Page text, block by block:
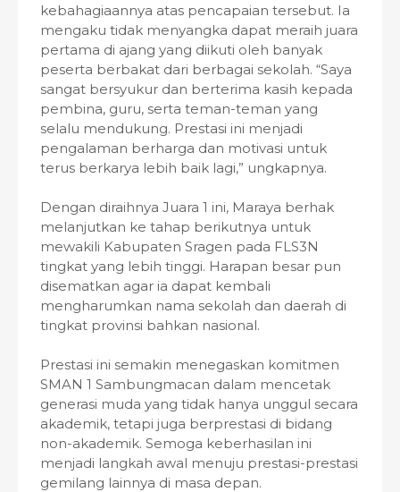
kebahagiaannya atas pencapaian tersebut. Ia
mengaku tidak menyangka dapat meraih juara
pertama di ajang yang diikuti oleh banyak
peserta berbakat dari berbagai sekolah. “Saya
sangat bersyukur dan berterima kasih kepada
pembina, guru, serta teman-teman yang
selalu mendukung. Prestasi ini menjadi
pengalaman berharga dan motivasi untuk
terus berkarya lebih baik lagi,” ungkapnya.
Dengan diraihnya Juara 1 ini, Maraya berhak
melanjutkan ke tahap berikutnya untuk
mewakili Kabupaten Sragen pada FLS3N
tingkat yang lebih tinggi. Harapan besar pun
disematkan agar ia dapat kembali
mengharumkan nama sekolah dan daerah di
tingkat provinsi bahkan nasional.
Prestasi ini semakin menegaskan komitmen
SMAN 1 Sambungmacan dalam mencetak
generasi muda yang tidak hanya unggul secara
akademik, tetapi juga berprestasi di bidang
non-akademik. Semoga keberhasilan ini
menjadi langkah awal menuju prestasi-prestasi
gemilang lainnya di masa depan.